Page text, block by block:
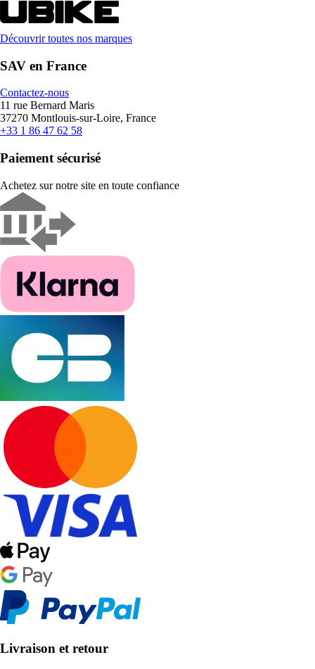
Découvrir toutes nos marques
SAV en France
Contactez-nous
11 rue Bernard Maris
37270 Montlouis-sur-Loire, France
+33 1 86 47 62 58
Paiement sécurisé
Achetez sur notre site en toute confiance
Livraison et retour